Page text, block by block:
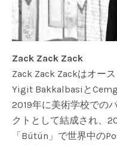
Zack Zack Zack
Zack Zack Zackはオー
Yigit Bakkalbasiと
2019年に美術学校での
クトとして結成され、
「Bütün」で世界中の